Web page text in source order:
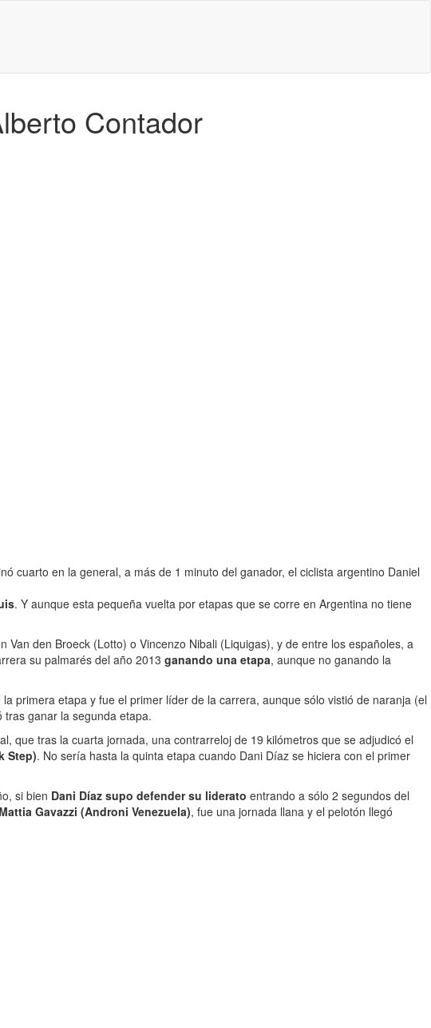
Contador
cuarto en la general, a más de 1 minuto del ganador, el ciclista argentino Daniel
. Y aunque esta pequeña vuelta por etapas que se corre en Argentina no tiene
den Broeck (Lotto) o Vincenzo Nibali (Liquigas), y de entre los españoles, a
su palmarés del año 2013 ganando una etapa, aunque no ganando la
la primera etapa y fue el primer líder de la carrera, aunque sólo vistió de naranja (el
tras ganar la segunda etapa.
que tras la cuarta jornada, una contrarreloj de 19 kilómetros que se adjudicó el
Step). No sería hasta la quinta etapa cuando Dani Díaz se hiciera con el primer
si bien Dani Díaz supo defender su liderato entrando a sólo 2 segundos del
Mattia Gavazzi (Androni Venezuela), fue una jornada llana y el pelotón llegó